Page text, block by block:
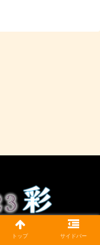
トップ サイドバー